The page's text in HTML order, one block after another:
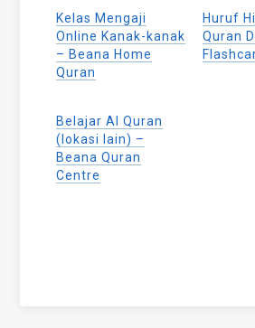
(Opens
in
new
window)
(Opens
in
new
window)
(Opens
new
window)
Kelas Mengaji
Online Kanak-kanak
– Beana Home
Quran
Huruf
Quran
Belajar Al Quran
(lokasi lain) –
Beana Quran
Centre